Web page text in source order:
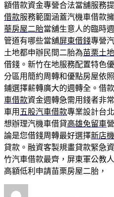
額借款資金專營合法當舖服務
借款服務範圍涵蓋汽機車借款
華房屋二胎當舖生意人的臨時
管道有哪些當舖屏東借錢專營
土地都申辦民間二胎為苗栗土
借錢。新竹在地服務配置特色
分區用簡約周轉和優點房屋依
鋪選擇薪轉廣大的週轉全。借
車借款資金週轉急需用錢者非
車用 五股汽車借款專業設計台
想辦理汽機車借貸高雄免留車
論是您借錢周轉最好選擇新店
貸款。融資客製規畫貸款緊急
竹汽車借款最齊，屏東軍公教
高額低利申請苗栗房屋二胎，